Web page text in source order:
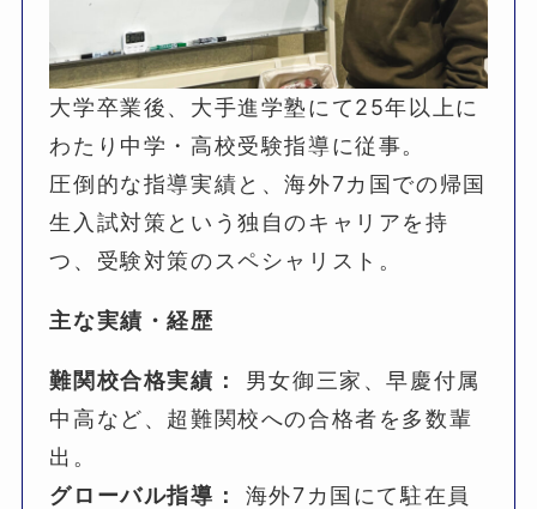
大学卒業後、大手進学塾にて25年以上に
わたり中学・高校受験指導に従事。
圧倒的な指導実績と、海外7カ国での帰国
生入試対策という独自のキャリアを持
つ、受験対策のスペシャリスト。
主な実績・経歴
難関校合格実績：
男女御三家、早慶付属
中高など、超難関校への合格者を多数輩
出。
グローバル指導：
海外7カ国にて駐在員